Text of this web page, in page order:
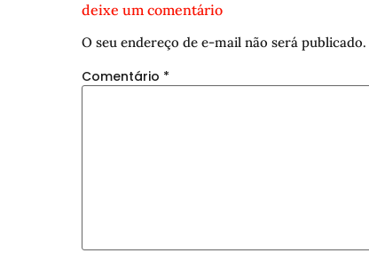
deixe um comentário
O seu endereço de e-mail não será publicado.
Comentário *